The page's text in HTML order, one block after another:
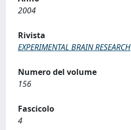
2004
Rivista
EXPERIMENTAL BRAIN RESEARCH
Numero del volume
156
Fascicolo
4